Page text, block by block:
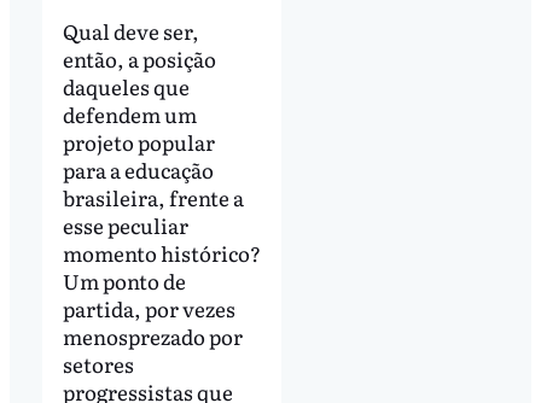
Qual deve ser,
então, a posição
daqueles que
defendem um
projeto popular
para a educação
brasileira, frente a
esse peculiar
momento histórico?
Um ponto de
partida, por vezes
menosprezado por
setores
progressistas que